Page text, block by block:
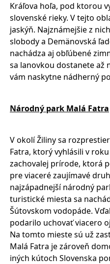
Kráľova hoľa, pod ktorou
slovenské rieky. V tejto
jaskýň. Najznámejšie z
slobody a Demänovská
nachádza aj obľúbené
sa lanovkou dostanete až
vám naskytne nádherný
Národný park Malá Fatra
V okolí Žiliny sa
Fatra, ktorý vyhlásili v
zachovalej prírode, ktorá
pre viaceré zaujímavé
najzápadnejší národný
turistické miesta sa
Šútovskom vodopáde.
podarilo uchovať viacero
Na tomto mieste sú už
Malá Fatra je zároveň
iných kútoch Slovenska